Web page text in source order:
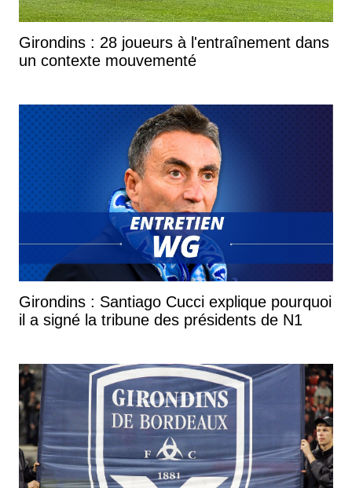
Girondins : 28 joueurs à l'entraînement dans
un contexte mouvementé
Girondins : Santiago Cucci explique pourquoi
il a signé la tribune des présidents de N1